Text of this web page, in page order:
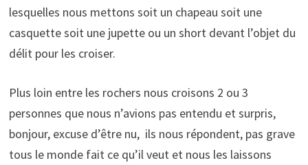
lesquelles nous mettons soit un chapeau soit une
casquette soit une jupette ou un short devant l’objet du
délit pour les croiser.
Plus loin entre les rochers nous croisons 2 ou 3
personnes que nous n’avions pas entendu et surpris,
bonjour, excuse d’être nu, ils nous répondent, pas grave
tous le monde fait ce qu’il veut et nous les laissons